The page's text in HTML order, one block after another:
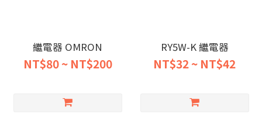
繼電器 OMRON
NT$80 ~ NT$200
RY5W-K 繼電器
NT$32 ~ NT$42